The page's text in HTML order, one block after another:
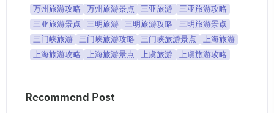
万州旅游攻略
万州旅游景点 三亚旅游
三亚旅游攻略
三亚旅游景点
三明旅游 三明旅游攻略
三明旅游景点
三门峡旅游
三门峡旅游攻略 三门峡旅游景点
上海旅游
上海旅游攻略
上海旅游景点 上虞旅游 上虞旅游攻略
Recommend Post